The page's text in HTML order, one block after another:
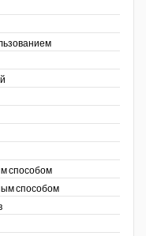
способом
способом
качества
Нефть и газ
Кузбасса
Передача и
Magazine